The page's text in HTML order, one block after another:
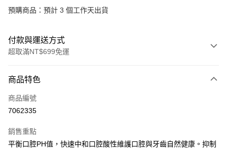
預購商品：預計 3 個工作天出貨
付款與運送方式
超取滿NT$699免運
信用卡一次付款
超商取貨付款
街口支付
商品特色
商品編號
7062335
銷售重點
平衡口腔PH值，快速中和口腔酸性維護口腔與牙齒自然健康。抑制